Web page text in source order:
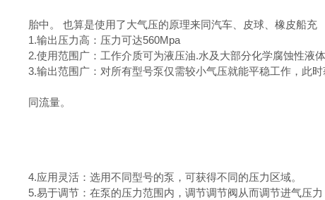
胎中。 也算是使用了大气压的原理来同汽车、皮球、橡皮船充
1.输出压力高：压力可达560Mpa
2.使用范围广：工作介质可为液压油.水及大部分化学腐蚀性液
3.输出范围广：对所有型号泵仅需较小气压就能平稳工作，此
同流量。
4.应用灵活：选用不同型号的泵，可获得不同的压力区域。
5.易于调节：在泵的压力范围内，调节调节阀从而调节进气压